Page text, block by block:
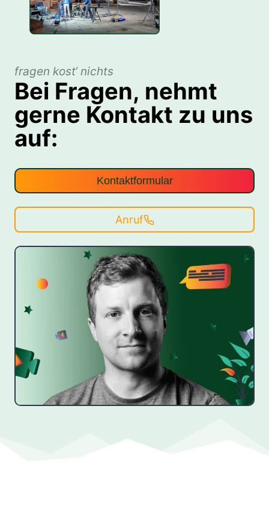
fragen kost‘ nichts
Bei Fragen, nehmt
gerne Kontakt zu uns
auf:
Kontaktformular
Anruf